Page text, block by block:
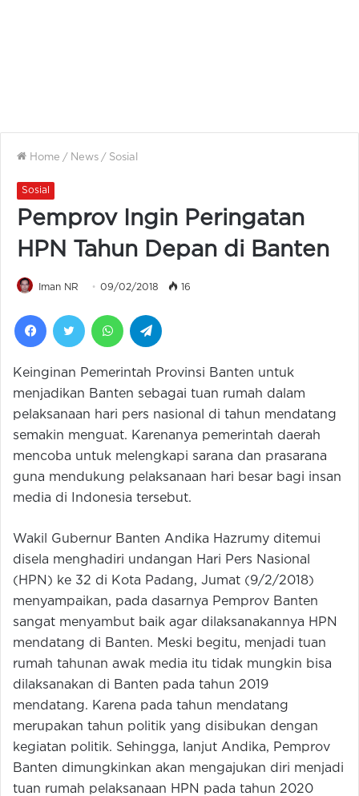
Home / News / Sosial
Sosial
Pemprov Ingin Peringatan
HPN Tahun Depan di Banten
Iman NR 09/02/2018 16
FacebookTwitter WhatsApp
Keinginan Pemerintah Provinsi Banten untuk
menjadikan Banten sebagai tuan rumah dalam
pelaksanaan hari pers nasional di tahun mendatang
semakin menguat. Karenanya pemerintah daerah
mencoba untuk melengkapi sarana dan prasarana
guna mendukung pelaksanaan hari besar bagi insan
media di Indonesia tersebut.
Wakil Gubernur Banten Andika Hazrumy ditemui
disela menghadiri undangan Hari Pers Nasional
(HPN) ke 32 di Kota Padang, Jumat (9/2/2018)
menyampaikan, pada dasarnya Pemprov Banten
sangat menyambut baik agar dilaksanakannya HPN
mendatang di Banten. Meski begitu, menjadi tuan
rumah tahunan awak media itu tidak mungkin bisa
dilaksanakan di Banten pada tahun 2019
mendatang. Karena pada tahun mendatang
merupakan tahun politik yang disibukan dengan
kegiatan politik. Sehingga, lanjut Andika, Pemprov
Banten dimungkinkan akan mengajukan diri menjadi
tuan rumah pelaksanaan HPN pada tahun 2020